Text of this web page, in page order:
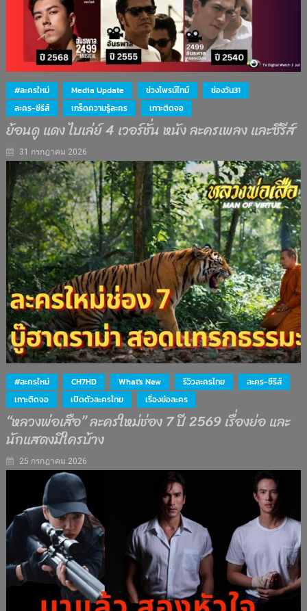
#ละครใหม่ Media Update ช่วงไพรม์ไทม์
ช่องวัน31
ละคร-ซีรีส์
เกร็ดความรู้ละคร เกาะติดจอ
ย้อนดู แดง ไบเล่ย์ 4 เวอร์ชั่น หนัง ละครเพลง และซีรีส์
31 กรกฎาคม 2026
#ละครใหม่ CH7HD What's New รีวิวละครไทย
ละคร-ซีรีส์
เกาะติดจอ
เปิดตัวละครไทย เรื่องย่อละคร
“หลวงพ่อเสือ” ละครใหม่ช่อง 7 ปี 2569 เรื่องย่อ และ
นักแสดงมีใครบ้าง
25 กรกฎาคม 2026